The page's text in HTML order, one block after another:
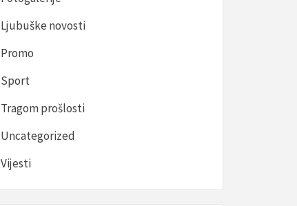
Ljubuške novosti
Promo
Sport
Tragom prošlosti
Uncategorized
Vijesti